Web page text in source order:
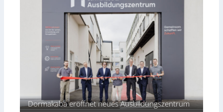
Dormakaba eröffnet neues Ausbildungszentrum